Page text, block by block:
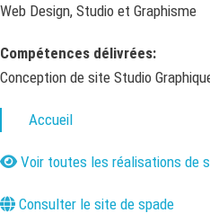
Web Design, Studio et Graphisme
Compétences délivrées:
Conception de site Studio
Accueil
Voir toutes les réalisations de
Consulter le site de spade